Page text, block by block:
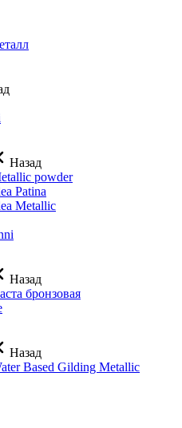
Назад
powder
Patina
Metallic
Назад
бронзовая
Назад
Based Gilding Metallic